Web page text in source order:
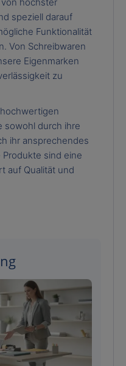
speziell darauf
Funktionalität
Von Schreibwaren
Eigenmarken
zu
sowohl durch ihre
ihr ansprechendes
sind eine
auf Qualität und